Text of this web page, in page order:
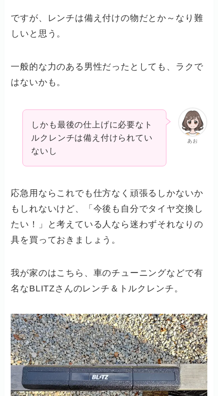
ですが、レンチは備え付けの物だとか～なり難
しいと思う。
一般的な力のある男性だったとしても、ラクで
はないかも。
あお
しかも最後の仕上げに必要なト
ルクレンチは備え付けられてい
ないし
応急用ならこれでも仕方なく頑張るしかないか
もしれないけど、「今後も自分でタイヤ交換し
たい！」と考えている人なら迷わずそれなりの
具を買っておきましょう。
我が家のはこちら、車のチューニングなどで有
名なBLITZさんのレンチ＆トルクレンチ。